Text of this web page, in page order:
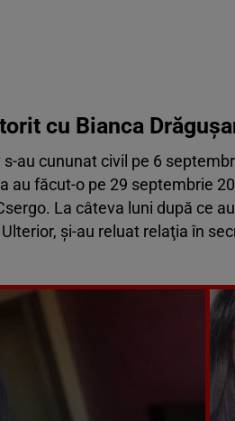
cu Bianca
au cununat civil pe 6
au făcut-o pe 29 septembrie
La câteva luni după ce
şi-au reluat relaţia în